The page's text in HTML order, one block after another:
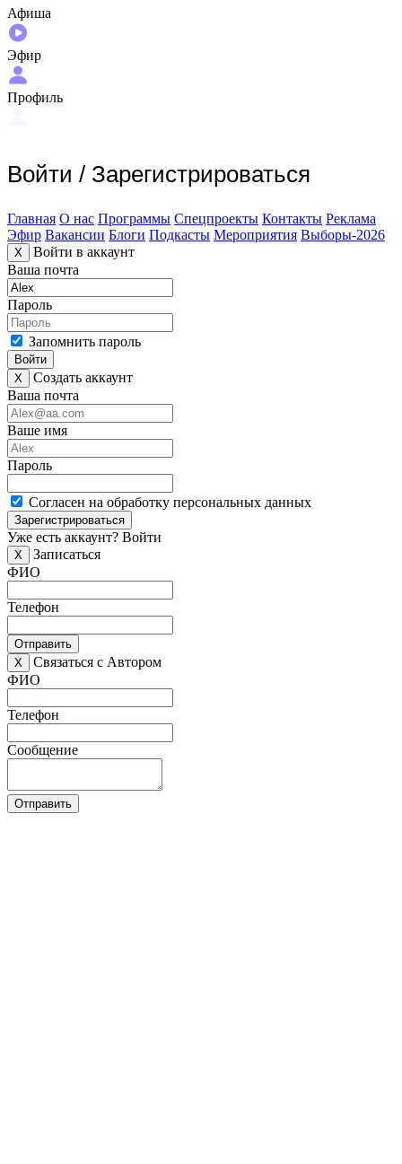
Афиша
Эфир
Профиль
Войти / Зарегистрироваться
Главная О нас Программы Спецпроекты Контакты Реклама
Эфир Вакансии Блоги Подкасты Мероприятия Выборы-2026
X
Войти в аккаунт
Ваша почта
Пароль
Запомнить пароль
Войти
X
Создать аккаунт
Ваша почта
Ваше имя
Пароль
Согласен на обработку персональных данных
Зарегистрироваться
Уже есть аккаунт? Войти
X
Записаться
ФИО
Телефон
Отправить
X
Связаться с Автором
ФИО
Телефон
Сообщение
Отправить